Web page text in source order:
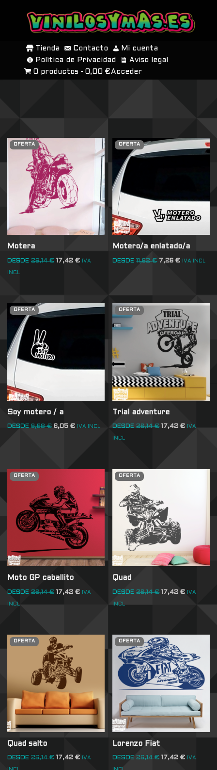
SALTAR
CONTENIDO
Tienda Contacto
Mi cuenta
Política de Privacidad
Aviso legal
0 productos
0,00 € Acceder
OFERTA
Motera
DESDE 26,14€ 17,42 € IVA
INCL
OFERTA
Motero/a enlatado/a
DESDE 11,62€ 7,26€ IVA INCL
OFERTA
Soy motero / a
DESDE 9,68€ 6,05 € IVA INCL
OFERTA
Trial adventure
DESDE 26,14€ 17,42€ IVA
INCL
OFERTA
Moto GP caballito
DESDE 26,14€ 17,42 € IVA
INCL
OFERTA
Quad
DESDE 26,14€ 17,42€ IVA
INCL
OFERTA
Quad salto
DESDE 26,14€ 17,42 € IVA
OFERTA
Lorenzo Fiat
DESDE 26,14€ 17,42€ IVA